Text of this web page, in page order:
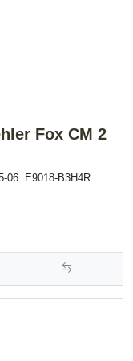
Fox CM 2
06: E9018-B3H4R